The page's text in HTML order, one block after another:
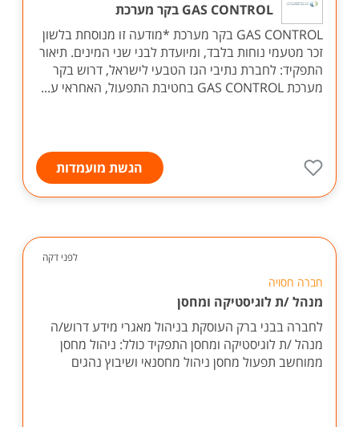
GAS CONTROL בקר מערכת
GAS CONTROL בקר מערכת *מודעה זו מנוסחת בלשון
זכר מטעמי נוחות בלבד, ומיועדת לבני שני המינים. תיאור
התפקיד: לחברת נתיבי הגז הטבעי לישראל, דרוש בקר
מערכת GAS CONTROL בחטיבת התפעול, האחראי ע...
הגשת מועמדות
לפני דקה
חברה חסויה
מנהל /ת לוגיסטיקה ומחסן
לחברה בבני ברק העוסקת בניהול מאגרי מידע דרוש/ה
מנהל /ת לוגיסטיקה ומחסן התפקיד כולל: ניהול מחסן
ממוחשב תפעול מחסן ניהול מחסנאי ושיבוץ נהגים